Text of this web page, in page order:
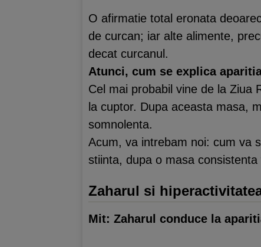
O afirmatie total eronata
de curcan; iar alte alimente,
decat curcanul.
Atunci, cum se explica
Cel mai probabil vine de la Ziua
la cuptor. Dupa aceasta masa,
somnolenta.
Acum, va intrebam noi: cum va
stiinta, dupa o masa
Zaharul si
Mit: Zaharul conduce la